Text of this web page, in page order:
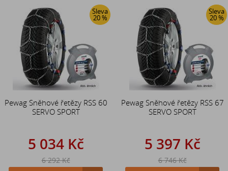
Sleva
20 %
Pewag Sněhové řetězy RSS 60
SERVO SPORT
5 034 Kč
6 292 Kč
Sleva
20 %
Pewag Sněhové řetězy RSS 67
SERVO SPORT
5 397 Kč
6 746 Kč